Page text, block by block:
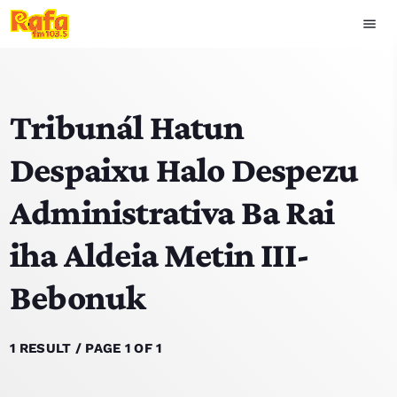
menu
play_arrow OUVIR RAFA
HOME
NOTISIA
EKIPA
TOP 15
Tribunál Hatun
Despaixu Halo Despezu
Administrativa Ba Rai
iha Aldeia Metin III-
Bebonuk
1 RESULT / PAGE 1 OF 1